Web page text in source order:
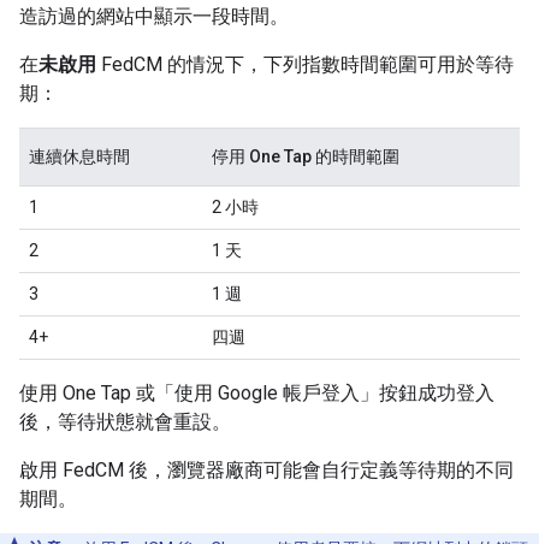
造訪過的網站中顯示一段時間。
在未啟用 FedCM 的情況下，下列指數時間範圍可用於等待
期：
連續休息時間 停用 One Tap 的時間範圍
1 2 小時
2 1 天
3 1 週
4+ 四週
使用 One Tap 或「使用 Google 帳戶登入」按鈕成功登入
後，等待狀態就會重設。
啟用 FedCM 後，瀏覽器廠商可能會自行定義等待期的不同
期間。